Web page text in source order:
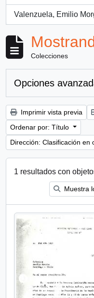
Valenzuela, Emilio
, 1 resultados
Colecciones
Opciones
Imprimir vista previa
Ordenar por: Título
Dirección: Clasificación en
1 resultados con
Muestra